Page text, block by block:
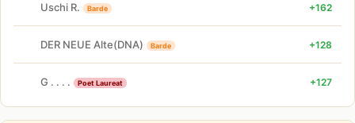
Uschi R. Barde +162
DER NEUE Alte(DNA) Barde +128
G . . . . Poet Laureat +127